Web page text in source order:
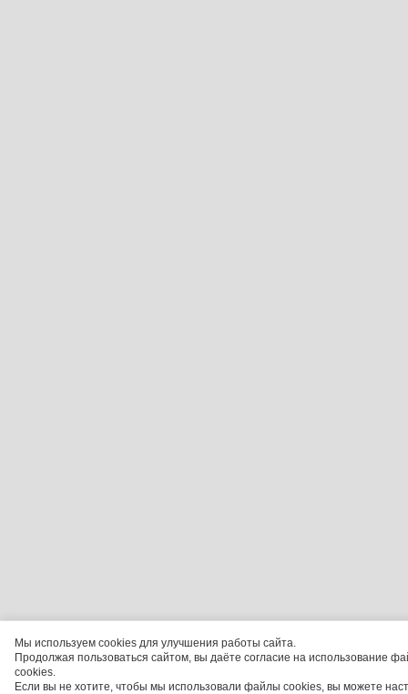
Мы используем cookies для улучшения работы сайта.
Продолжая пользоваться сайтом, вы даёте согласие на использование
cookies.
Если вы не хотите, чтобы мы использовали файлы cookies, вы можете